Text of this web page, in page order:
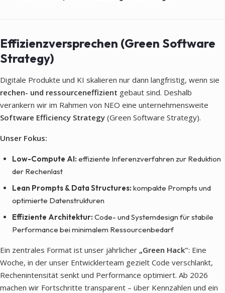
Effizienzversprechen (Green Software
Strategy)
Digitale Produkte und KI skalieren nur dann langfristig, wenn sie
rechen- und ressourceneffizient gebaut sind. Deshalb
verankern wir im Rahmen von NEO eine unternehmensweite
Software Efficiency Strategy (Green Software Strategy).
Unser Fokus:
Low-Compute AI: effiziente Inferenzverfahren zur Reduktion
der Rechenlast
Lean Prompts & Data Structures: kompakte Prompts und
optimierte Datenstrukturen
Effiziente Architektur: Code- und Systemdesign für stabile
Performance bei minimalem Ressourcenbedarf
Ein zentrales Format ist unser jährlicher „Green Hack": Eine
Woche, in der unser Entwicklerteam gezielt Code verschlankt,
Rechenintensität senkt und Performance optimiert. Ab 2026
machen wir Fortschritte transparent – über Kennzahlen und ein